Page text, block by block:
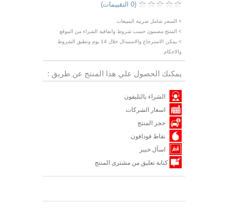
(0 التقييمات)
> السعر شامل ضريبة المبيعات
> المنتج مضمون حسب شروط واتفاقية الشراء من الموقع
> يمكن الاسترجاع والاستبدال خلال 14 يوم وتطبق الشروط
والاحكام
يمكنك الحصول علي هذا المنتج عن طريق :
الشراء بالتليفون
اسعار الشركات
حجز المنتج
نقاط فودافون
اسأل خبير
كتابة تعليق من مشترى المنتج